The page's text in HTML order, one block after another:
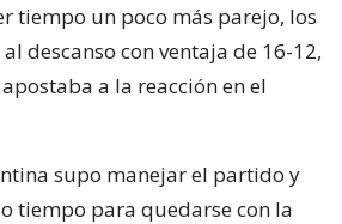
tiempo un poco más parejo, los
descanso con ventaja de 16-12,
a la reacción en el
supo manejar el partido y
tiempo para quedarse con la